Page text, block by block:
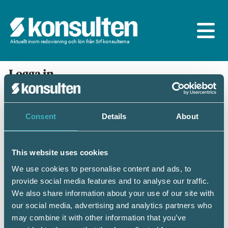
Consent Details About
This website uses cookies
We use cookies to personalise content and ads, to
provide social media features and to analyse our traffic.
We also share information about your use of our site with
our social media, advertising and analytics partners who
may combine it with other information that you’ve
Aktuellt inom redovisning och lön från Srf konsulterna
Logga in
En prenumeration ingår för dig som är
medlem/ansluten till Srf konsulterna. Du loggar in
med BankID eller samma lösenord som du har på
Mobilt BankID
Personnummer(ÅÅÅÅMMDDNNNN)